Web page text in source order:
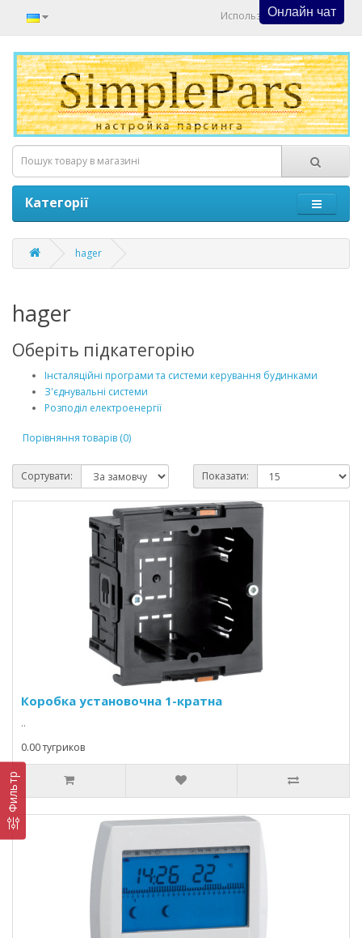
Используйте Онлайн Чат
Категорії
hager
Фильтр
hager
Оберіть підкатегорію
Інсталяційні програми та системи керування будинками
З'єднувальні системи
Розподіл електроенергії
Порівняння товарів (0)
Сортувати: Показати:
Коробка установочна 1-кратна
..
0.00 тугриков
Онлайн чат